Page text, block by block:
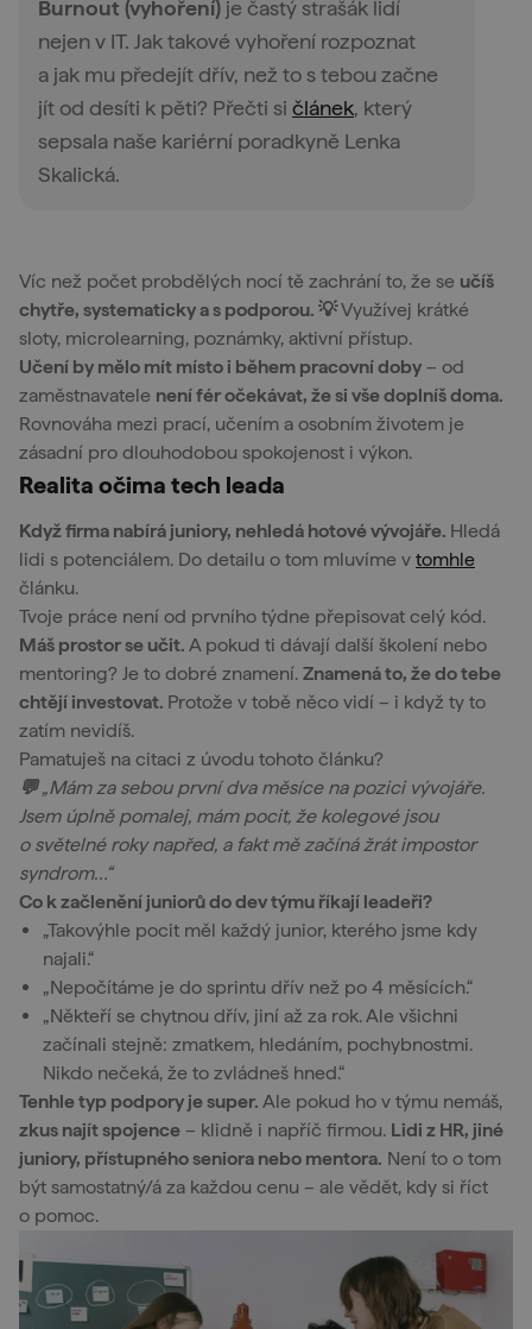
Burnout (vyhoření) je častý strašák lidí
nejen v IT. Jak takové vyhoření rozpoznat
a jak mu předejít dřív, než to s tebou začne
jít od desíti k pěti? Přečti si článek, který
sepsala naše kariérní poradkyně Lenka
Skalická.
Víc než počet probdělých nocí tě zachrání to, že se učíš
chytře, systematicky a s podporou. 💡Využívej krátké
sloty, microlearning, poznámky, aktivní přístup.
Učení by mělo mít místo i během pracovní doby – od
zaměstnavatele není fér očekávat, že si vše doplníšdoma.
Rovnováha mezi prací, učením a osobním životem je
zásadní pro dlouhodobou spokojenost i výkon.
Realita očima tech leada
Když firma nabírá juniory, nehledá hotové vývojáře. Hledá
lidi s potenciálem. Do detailu o tom mluvíme v tomhle
článku.
Tvoje práce není od prvního týdne přepisovat celý kód.
Máš prostor se učit. A pokud ti dávají další školení nebo
mentoring? Je to dobré znamení. Znamená to, že do tebe
chtějí investovat. Protože v tobě něco vidí – i když ty to
zatím nevidíš.
Pamatuješ na citaci z úvodu tohoto článku?
💬„Mám za sebou první dva měsíce na pozici vývojáře.
Jsem úplně pomalej, mám pocit, že kolegové jsou
o světelné roky napřed, a fakt mě začíná žrát impostor
syndrom…“
Co k začlenění juniorů do dev týmu říkají leadeři?
„Takovýhle pocit měl každý junior, kterého jsme kdy
najali.“
„Nepočítáme je do sprintu dřív než po 4 měsících.“
„Někteří se chytnou dřív, jiní až za rok. Ale všichni
začínali stejně: zmatkem, hledáním, pochybnostmi.
Nikdo nečeká, že to zvládneš hned.“
Tenhle typ podpory je super. Ale pokud ho v týmu nemáš,
zkus najít spojence – klidně i napříč firmou. Lidi z HR, jiné
juniory, přístupného seniora nebo mentora. Není to o tom
být samostatný/á za každou cenu – ale vědět, kdy si říct
o pomoc.